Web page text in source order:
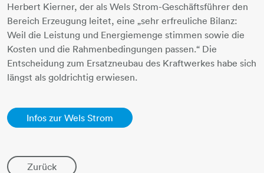
Herbert Kierner, der als Wels Strom-Geschäftsführer den
Bereich Erzeugung leitet, eine „sehr erfreuliche Bilanz:
Weil die Leistung und Energiemenge stimmen sowie die
Kosten und die Rahmenbedingungen passen.“ Die
Entscheidung zum Ersatzneubau des Kraftwerkes habe sich
längst als goldrichtig erwiesen.
Infos zur Wels Strom
Zurück